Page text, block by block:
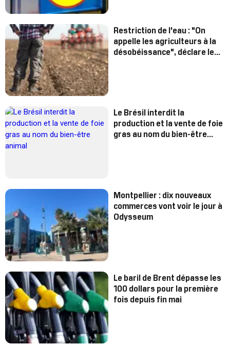
Restriction de l'eau : "On
appelle les agriculteurs à la
désobéissance", déclare le
Le Brésil interdit la
production et la vente de foie
gras au nom du bien-être
Montpellier : dix nouveaux
commerces vont voir le jour à
Odysseum
Le baril de Brent dépasse les
100 dollars pour la première
fois depuis fin mai